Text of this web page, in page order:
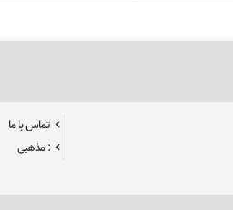
تماس با ما
: مذهبی